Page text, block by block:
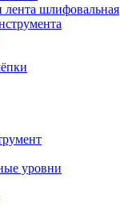
лента шлифовальная
уровни